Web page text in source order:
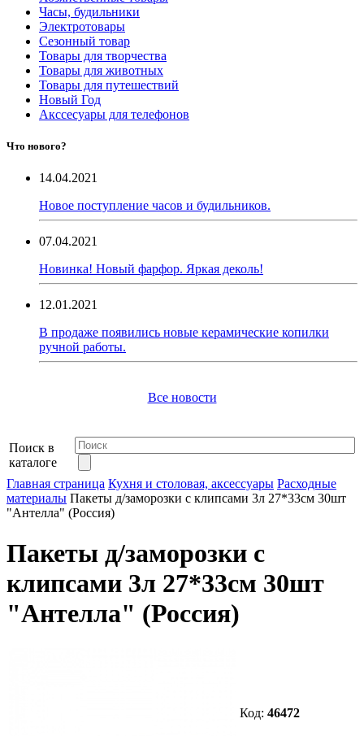
Часы, будильники
Электротовары
Сезонный товар
Товары для творчества
Товары для животных
Товары для путешествий
Новый Год
Акссесуары для телефонов
Что нового?
14.04.2021
Новое поступление часов и будильников.
07.04.2021
Новинка! Новый фарфор. Яркая деколь!
12.01.2021
В продаже появились новые керамические копилки
ручной работы.
Все новости
Поиск в
каталоге
Главная страница Кухня и столовая, аксессуары Расходные
материалы Пакеты д/заморозки с клипсами 3л 27*33см 30шт
"Антелла" (Россия)
Пакеты д/заморозки с
клипсами 3л 27*33см 30шт
"Антелла" (Россия)
Код: 46472